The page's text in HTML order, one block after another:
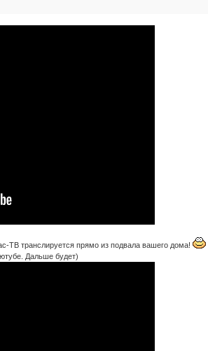
ТВ транслируется прямо из подвала вашего дома!
Дальше будет)